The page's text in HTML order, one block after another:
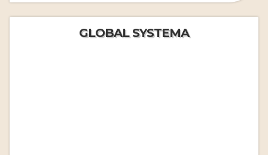
GLOBAL SYSTEMA